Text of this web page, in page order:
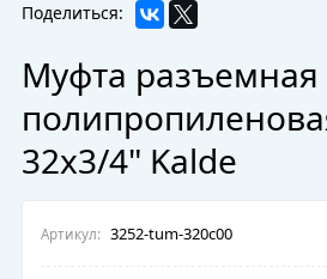
Поделиться:
Муфта разъемная
32х3/4" Kalde
Артикул: 3252-tum-320c00